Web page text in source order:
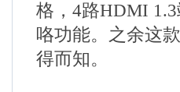
格，4路HDMI
咯功能。之余这
得而知。